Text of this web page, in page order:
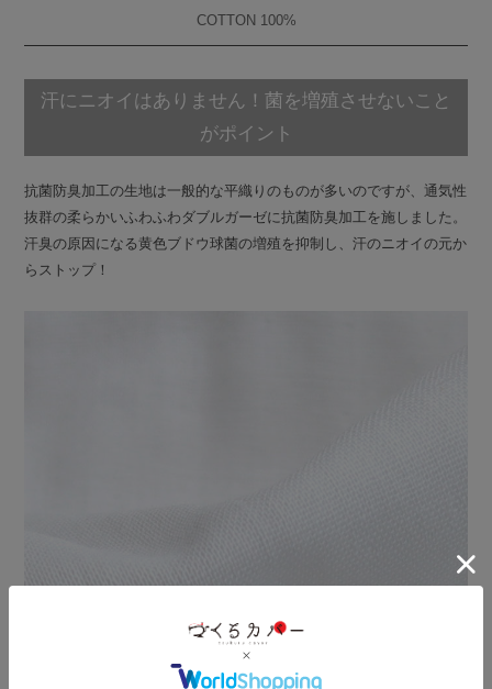
COTTON 100%
汗にニオイはありません！ 菌を増殖させないこと
がポイント
抗菌防臭加工の生地は一般的な平織りのものが多いのですが、通気性
抜群の柔らかいふわふわダブルガーゼに抗菌防臭加工を施しました。
汗臭の原因になる黄色ブドウ球菌の増殖を抑制し、汗のニオイの元か
らストップ！